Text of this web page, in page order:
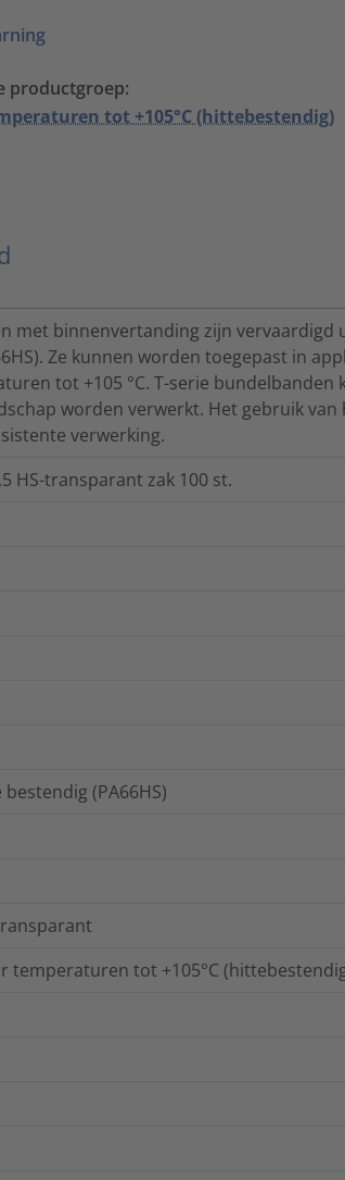
productgroep:
tot +105°C (hittebestendig)
met binnenvertanding zijn vervaardigd
Ze kunnen worden toegepast in
tot +105 °C. T-serie bundelbanden
worden verwerkt. Het gebruik van
verwerking.
HS-transparant zak 100 st.
(PA66HS)
temperaturen tot +105°C